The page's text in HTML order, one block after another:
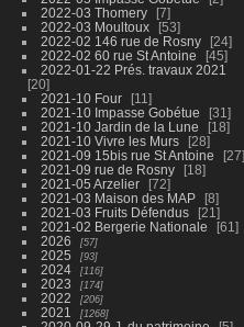
2022-03 Thomery
7
2022-03 Moultoux
53
2022-02 146 rue de Rosny
24
2022-02 60 rue St Antoine
45
2022-01-22 Prés. travaux 2021
20
2021-10 Four
11
2021-10 Impasse Gobétue
31
2021-10 Jardin de la Lune
18
2021-10 Vivre les Murs
28
2021-09 15bis rue St Antoine
27
2021-09 rue de Rosny
18
2021-05 Arzelier
72
2021-03 Maison des MAP
8
2021-03 Fruits Défendus
21
2021-02 Bergerie Nationale
61
2026
57
2025 93
2024 116
2023 174
2022 206
2021 1268